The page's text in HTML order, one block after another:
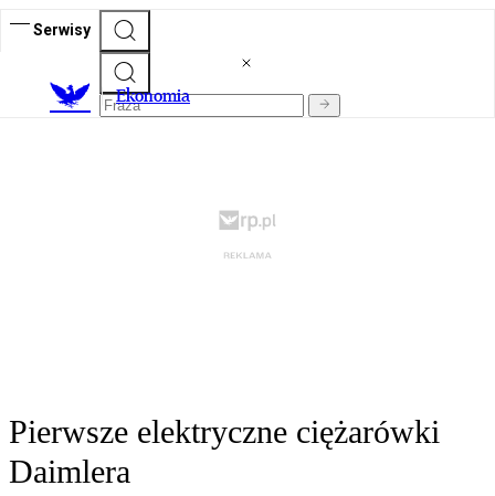
Serwisy
Ekonomia
Pierwsze elektryczne ciężarówki
Daimlera